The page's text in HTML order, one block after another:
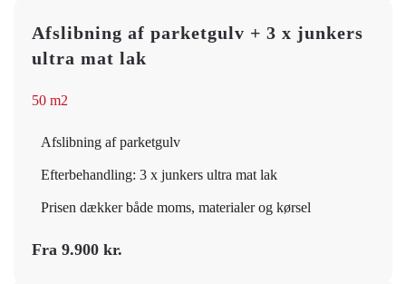
Afslibning af parketgulv + 3 x junkers
ultra mat lak
50 m2
Afslibning af parketgulv
Efterbehandling: 3 x junkers ultra mat lak
Prisen dækker både moms, materialer og kørsel
Fra 9.900 kr.